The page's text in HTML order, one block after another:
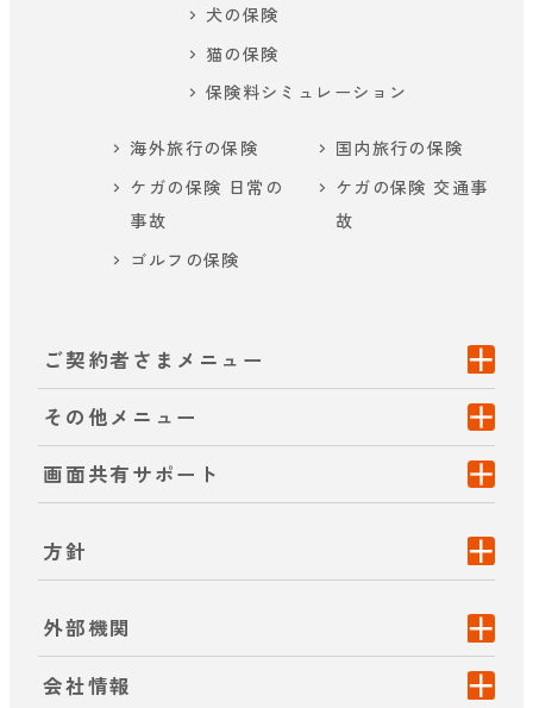
犬の保険
猫の保険
保険料シミュレーション
海外旅行の保険
国内旅行の保険
ケガの保険 日常の
事故
ケガの保険 交通事
故
ゴルフの保険
ご契約者さまメニュー
その他メニュー
画面共有サポート
方針
外部機関
会社情報